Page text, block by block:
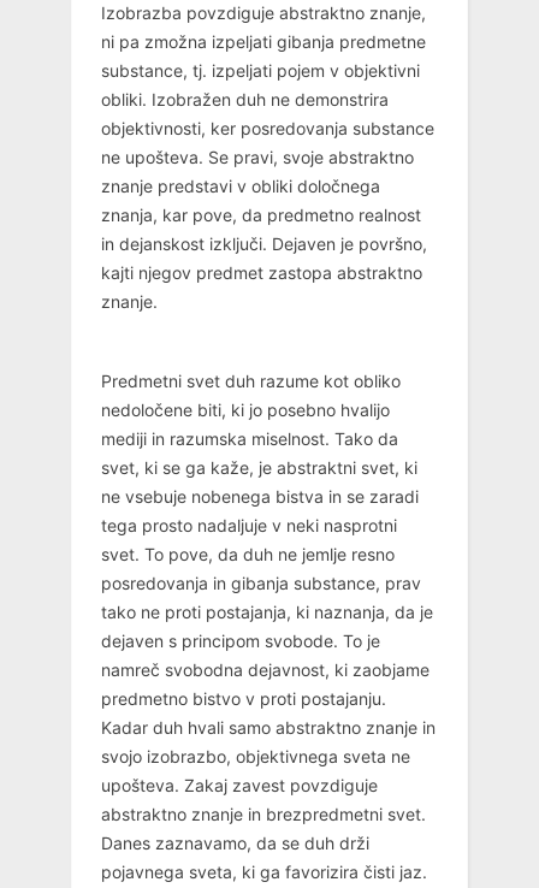
Izobrazba povzdiguje abstraktno znanje,
ni pa zmožna izpeljati gibanja predmetne
substance, tj. izpeljati pojem v objektivni
obliki. Izobražen duh ne demonstrira
objektivnosti, ker posredovanja substance
ne upošteva. Se pravi, svoje abstraktno
znanje predstavi v obliki določnega
znanja, kar pove, da predmetno realnost
in dejanskost izključi. Dejaven je površno,
kajti njegov predmet zastopa abstraktno
znanje.
Predmetni svet duh razume kot obliko
nedoločene biti, ki jo posebno hvalijo
mediji in razumska miselnost. Tako da
svet, ki se ga kaže, je abstraktni svet, ki
ne vsebuje nobenega bistva in se zaradi
tega prosto nadaljuje v neki nasprotni
svet. To pove, da duh ne jemlje resno
posredovanja in gibanja substance, prav
tako ne proti postajanja, ki naznanja, da je
dejaven s principom svobode. To je
namreč svobodna dejavnost, ki zaobjame
predmetno bistvo v proti postajanju.
Kadar duh hvali samo abstraktno znanje in
svojo izobrazbo, objektivnega sveta ne
upošteva. Zakaj zavest povzdiguje
abstraktno znanje in brezpredmetni svet.
Danes zaznavamo, da se duh drži
pojavnega sveta, ki ga favorizira čisti jaz.